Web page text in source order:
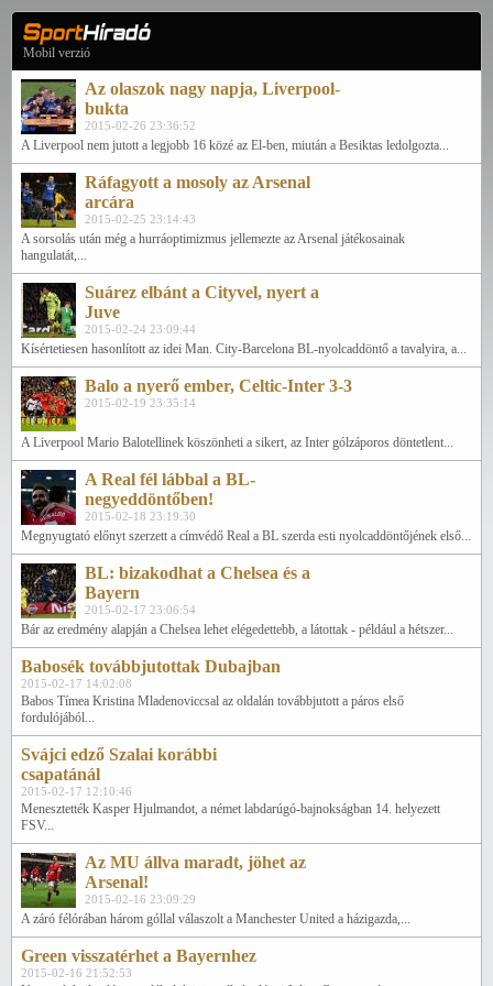
Mobil verzió
Az olaszok nagy napja, Liverpool-
bukta
2015-02-26 23:36:52
A Liverpool nem jutott a legjobb 16 közé az El-ben, miután a Besiktas ledolgozta...
Ráfagyott a mosoly az Arsenal
arcára
2015-02-25 23:14:43
A sorsolás után még a hurráoptimizmus jellemezte az Arsenal játékosainak
hangulatát,...
Suárez elbánt a Cityvel, nyert a
Juve
2015-02-24 23:09:44
Kísértetiesen hasonlított az idei Man. City-Barcelona BL-nyolcaddöntő a tavalyira, a...
Balo a nyerő ember, Celtic-Inter 3-3
2015-02-19 23:35:14
A Liverpool Mario Balotellinek köszönheti a sikert, az Inter gólzáporos döntetlent...
A Real fél lábbal a BL-
negyeddöntőben!
2015-02-18 23:19:30
Megnyugtató előnyt szerzett a címvédő Real a BL szerda esti nyolcaddöntőjének első...
BL: bizakodhat a Chelsea és a
Bayern
2015-02-17 23:06:54
Bár az eredmény alapján a Chelsea lehet elégedettebb, a látottak - például a hétszer...
Babosék továbbjutottak Dubajban
2015-02-17 14:02:08
Babos Tímea Kristina Mladenoviccsal az oldalán továbbjutott a páros első
fordulójából...
Svájci edző Szalai korábbi
csapatánál
2015-02-17 12:10:46
Menesztették Kasper Hjulmandot, a német labdarúgó-bajnokságban 14. helyezett
FSV...
Az MU állva maradt, jöhet az
Arsenal!
2015-02-16 23:09:29
A záró félórában három góllal válaszolt a Manchester United a házigazda,...
Green visszatérhet a Bayernhez
2015-02-16 21:52:53